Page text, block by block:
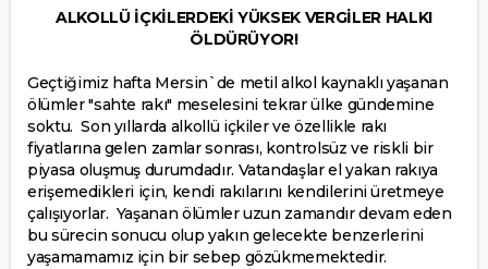
ALKOLLÜ İÇKİLERDEKİ YÜKSEK VERGİLER HALKI
ÖLDÜRÜYOR!
Geçtiğimiz hafta Mersin`de metil alkol kaynaklı yaşanan
ölümler "sahte rakı" meselesini tekrar ülke gündemine
soktu. Son yıllarda alkollü içkiler ve özellikle rakı
fiyatlarına gelen zamlar sonrası, kontrolsüz ve riskli bir
piyasa oluşmuş durumdadır. Vatandaşlar el yakan rakıya
erişemedikleri için, kendi rakılarını kendilerini üretmeye
çalışıyorlar. Yaşanan ölümler uzun zamandır devam eden
bu sürecin sonucu olup yakın gelecekte benzerlerini
yaşamamamız için bir sebep gözükmemektedir.